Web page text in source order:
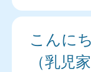
こんに
（乳児